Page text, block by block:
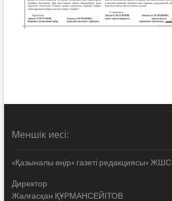
Меншік иесі:
«Қазыналы өңір» газеті редакциясы» ЖШС
Директор
Жалғасқан ҚҰРМАНСЕЙІТОВ